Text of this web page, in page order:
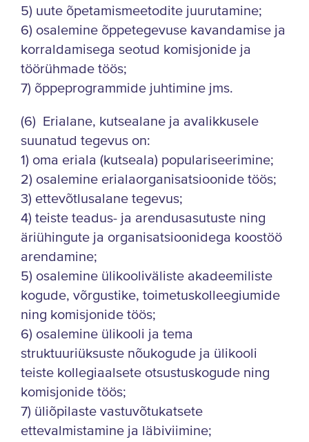
5) uute õpetamismeetodite juurutamine;
6) osalemine õppetegevuse kavandamise ja
korraldamisega seotud komisjonide ja
töörühmade töös;
7) õppeprogrammide juhtimine jms.
(6) Erialane, kutsealane ja avalikkusele
suunatud tegevus on:
1) oma eriala (kutseala) populariseerimine;
2) osalemine erialaorganisatsioonide töös;
3) ettevõtlusalane tegevus;
4) teiste teadus- ja arendusasutuste ning
äriühingute ja organisatsioonidega koostöö
arendamine;
5) osalemine ülikooliväliste akadeemiliste
kogude, võrgustike, toimetuskolleegiumide
ning komisjonide töös;
6) osalemine ülikooli ja tema
struktuuriüksuste nõukogude ja ülikooli
teiste kollegiaalsete otsustuskogude ning
komisjonide töös;
7) üliõpilaste vastuvõtukatsete
ettevalmistamine ja läbiviimine;